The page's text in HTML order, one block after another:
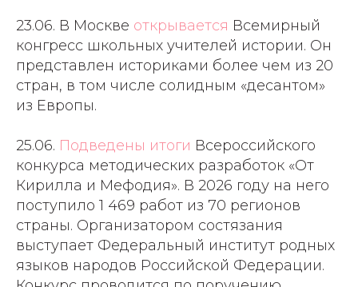
23.06. В Москве открывается Всемирный
конгресс школьных учителей истории. Он
представлен историками более чем из 20
стран, в том числе солидным «десантом»
из Европы.
25.06. Подведены итоги Всероссийского
конкурса методических разработок «От
Кирилла и Мефодия». В 2026 году на него
поступило 1 469 работ из 70 регионов
страны. Организатором состязания
выступает Федеральный институт родных
языков народов Российской Федерации.